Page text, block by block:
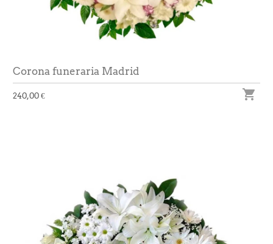
Corona funeraria Madrid
240,00 € 